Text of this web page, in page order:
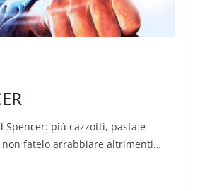
Spencer: più cazzotti, pasta e
fatelo arrabbiare altrimenti…